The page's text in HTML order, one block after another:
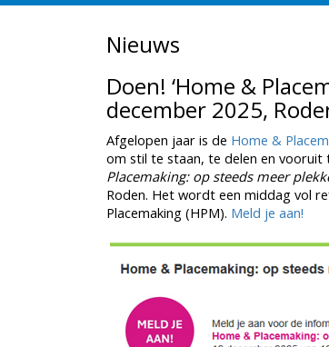
Nieuws
Doen! ‘Home &
december 2025,
Afgelopen jaar is de Home &
om stil te staan, te delen en vooruit
Placemaking: op steeds meer
Roden. Het wordt een middag vol
Placemaking (HPM). Meld je aan!